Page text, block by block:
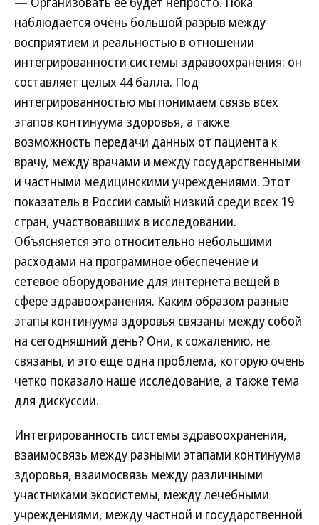
наблюдается очень большой разрыв между
восприятием и реальностью в отношении
интегрированности системы здравоохранения: он
составляет целых 44 балла. Под
интегрированностью мы понимаем связь всех
этапов континуума здоровья, а также
возможность передачи данных от пациента к
врачу, между врачами и между государственными
и частными медицинскими учреждениями. Этот
показатель в России самый низкий среди всех 19
стран, участвовавших в исследовании.
Объясняется это относительно небольшими
расходами на программное обеспечение и
сетевое оборудование для интернета вещей в
сфере здравоохранения. Каким образом разные
этапы континуума здоровья связаны между собой
на сегодняшний день? Они, к сожалению, не
связаны, и это еще одна проблема, которую очень
четко показало наше исследование, а также тема
для дискуссии.
Интегрированность системы здравоохранения,
взаимосвязь между разными этапами континуума
здоровья, взаимосвязь между различными
участниками экосистемы, между лечебными
учреждениями, между частной и государственной